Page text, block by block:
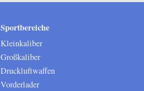
Sportbereiche
Kleinkaliber
Großkaliber
Druckluftwaffen
Vorderlader